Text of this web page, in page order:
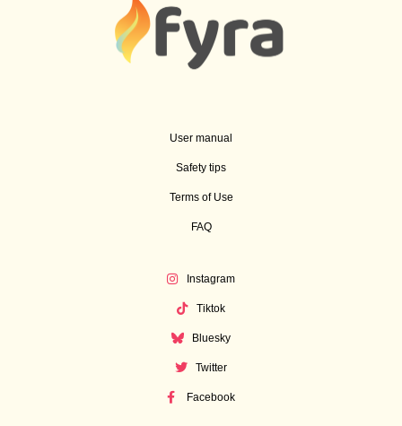
User manual
Safety tips
Terms of Use
FAQ
Instagram
Tiktok
Bluesky
Twitter
Facebook